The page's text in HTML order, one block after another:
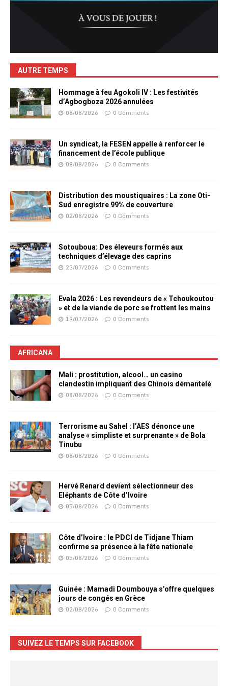
AUTRE TEMPS
Hommage à feu Agokoli IV : Les festivités
d’Agbogboza 2026 annulées
08/08/2026 0 Comments
Un syndicat, la FESEN appelle à renforcer le
financement de l’école publique
08/08/2026 0 Comments
Distribution des moustiquaires : La zone Oti-
Sud enregistre 99% de couverture
02/08/2026 0 Comments
Sotouboua: Des éleveurs formés aux
techniques d’élevage des caprins
23/07/2026 0 Comments
Evala 2026 : Les revendeurs de « Tchoukoutou
» et de la viande de porc se frottent les mains
19/07/2026 0 Comments
AFRICANA
Mali : prostitution, alcool… un casino
clandestin impliquant des Chinois démantelé
08/08/2026 0 Comments
Terrorisme au Sahel : l’AES dénonce une
analyse « simpliste et surprenante » de Bola
Tinubu
08/08/2026 0 Comments
Hervé Renard devient sélectionneur des
Eléphants de Côte d’Ivoire
05/08/2026 0 Comments
Côte d’Ivoire : le PDCI de Tidjane Thiam
confirme sa présence à la fête nationale
05/08/2026 0 Comments
Guinée : Mamadi Doumbouya s’offre quelques
jours de congés en Grèce
02/08/2026 0 Comments
SUIVEZ LE TEMPS SUR FACEBOOK